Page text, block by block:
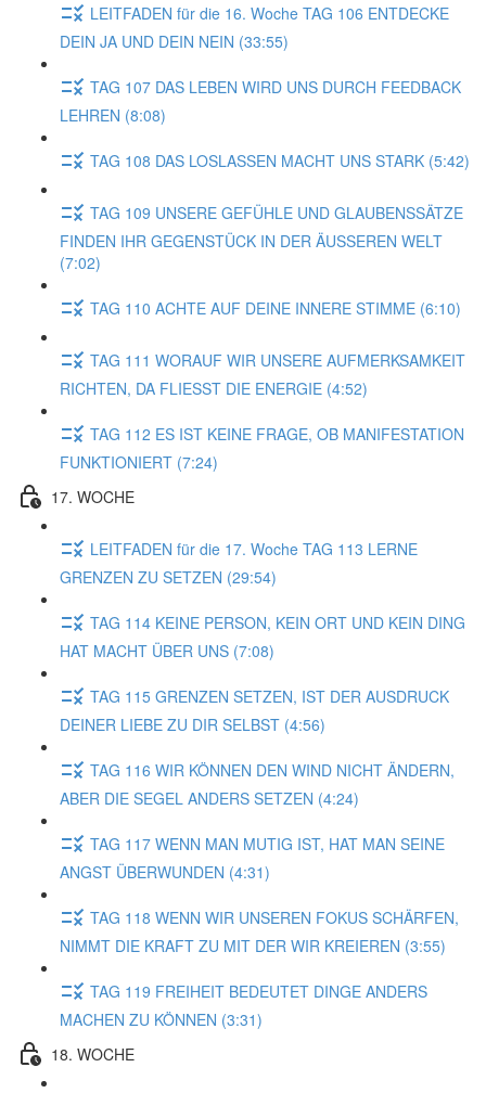
LEITFADEN für die 16. Woche TAG 106 ENTDECKE
DEIN JA UND DEIN NEIN (33:55)
TAG 107 DAS LEBEN WIRD UNS DURCH FEEDBACK
LEHREN (8:08)
TAG 108 DAS LOSLASSEN MACHT UNS STARK (5:42)
TAG 109 UNSERE GEFÜHLE UND GLAUBENSSÄTZE
FINDEN IHR GEGENSTÜCK IN DER ÄUSSEREN WELT
(7:02)
TAG 110 ACHTE AUF DEINE INNERE STIMME (6:10)
TAG 111 WORAUF WIR UNSERE AUFMERKSAMKEIT
RICHTEN, DA FLIESST DIE ENERGIE (4:52)
TAG 112 ES IST KEINE FRAGE, OB MANIFESTATION
FUNKTIONIERT (7:24)
17. WOCHE
LEITFADEN für die 17. Woche TAG 113 LERNE
GRENZEN ZU SETZEN (29:54)
TAG 114 KEINE PERSON, KEIN ORT UND KEIN DING
HAT MACHT ÜBER UNS (7:08)
TAG 115 GRENZEN SETZEN, IST DER AUSDRUCK
DEINER LIEBE ZU DIR SELBST (4:56)
TAG 116 WIR KÖNNEN DEN WIND NICHT ÄNDERN,
ABER DIE SEGEL ANDERS SETZEN (4:24)
TAG 117 WENN MAN MUTIG IST, HAT MAN SEINE
ANGST ÜBERWUNDEN (4:31)
TAG 118 WENN WIR UNSEREN FOKUS SCHÄRFEN,
NIMMT DIE KRAFT ZU MIT DER WIR KREIEREN (3:55)
TAG 119 FREIHEIT BEDEUTET DINGE ANDERS
MACHEN ZU KÖNNEN (3:31)
18. WOCHE